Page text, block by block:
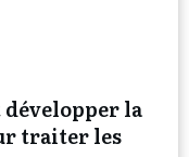
la
traiter les